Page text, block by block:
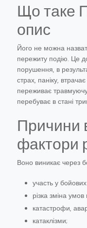
Що таке
опис
Його не можна
пережиту подію. Це
порушення, в
страх, паніку,
переживає травмуючу
перебуває в стані
Причини
фактори
Воно виникає через
участь у бойових
різка зміна
катастрофи,
катаклізми;